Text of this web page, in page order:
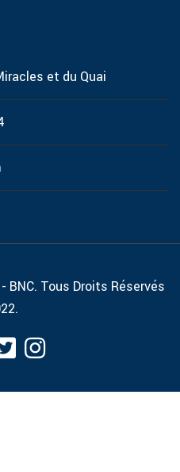
et du Quai
BNC. Tous Droits Réservés